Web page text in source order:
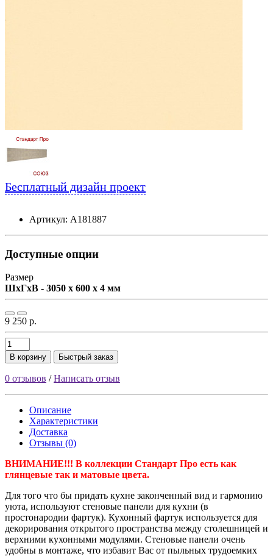
Бесплатный дизайн проект
Артикул: А181887
Доступные опции
Размер
ШxГxВ - 3050 x 600 x 4 мм
9 250 р.
В корзину Быстрый заказ
0 отзывов /Написать отзыв
Описание
Характеристики
Доставка
Отзывы (0)
ВНИМАНИЕ!!! В коллекции Стандарт Про есть как
глянцевые так и матовые цвета.
Для того что бы придать кухне законченный вид и гармонию
уюта, используют стеновые панели для кухни (в
простонародии фартук). Кухонный фартук используется для
декорирования открытого пространства между столешницей и
верхними кухонными модулями. Стеновые панели очень
удобны в монтаже, что избавит Вас от пыльных трудоемких